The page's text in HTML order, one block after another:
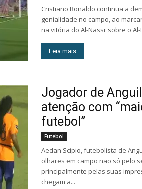
Cristiano Ronaldo continua a
genialidade no campo, ao
na vitória do Al-Nassr sobre o Al-
Leia mais
Jogador de
atenção com
futebol”
Futebol
Aedan Scipio, futebolista de
olhares em campo não só pelo
principalmente pelas suas
chegam a...